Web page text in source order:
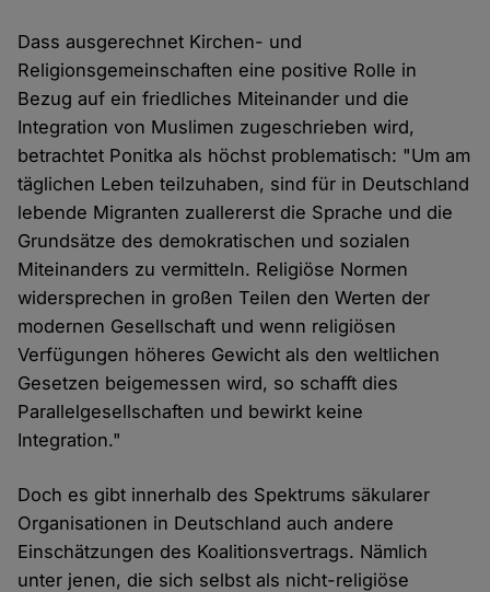
Dass ausgerechnet Kirchen- und
Religionsgemeinschaften eine positive Rolle in
Bezug auf ein friedliches Miteinander und die
Integration von Muslimen zugeschrieben wird,
betrachtet Ponitka als höchst problematisch: "Um am
täglichen Leben teilzuhaben, sind für in Deutschland
lebende Migranten zuallererst die Sprache und die
Grundsätze des demokratischen und sozialen
Miteinanders zu vermitteln. Religiöse Normen
widersprechen in großen Teilen den Werten der
modernen Gesellschaft und wenn religiösen
Verfügungen höheres Gewicht als den weltlichen
Gesetzen beigemessen wird, so schafft dies
Parallelgesellschaften und bewirkt keine
Integration."
Doch es gibt innerhalb des Spektrums säkularer
Organisationen in Deutschland auch andere
Einschätzungen des Koalitionsvertrags. Nämlich
unter jenen, die sich selbst als nicht-religiöse